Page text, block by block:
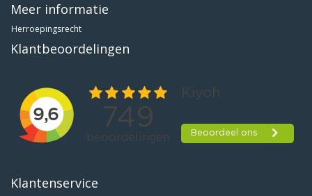
Meer informatie
Herroepingsrecht
Klantbeoordelingen
Klantenservice